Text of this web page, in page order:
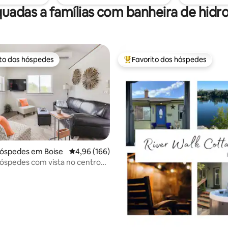
a famílias com banheira de
em 5 estrelas, 269avaliações
dos hóspedes mais apreciados
dos hóspedes
em Boise Classificação média de 4,96 em 5 estrelas,
4,96 (166)
com vista no centro
Favoritos dos hóspedes mais
Favorito dos hóspedes